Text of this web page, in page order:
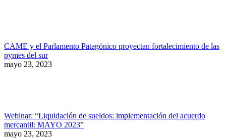
CAME y el Parlamento Patagónico proyectan fortalecimiento de las
pymes del sur
mayo 23, 2023
Webinar: “Liquidación de sueldos: implementación del acuerdo
mercantil: MAYO 2023”
mayo 23, 2023